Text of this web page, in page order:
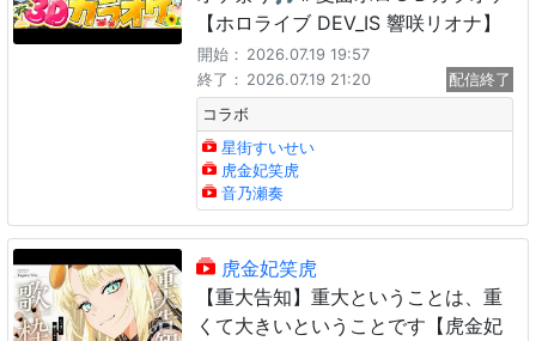
【ホロライブ DEV_IS 響咲リオナ】
開始： 2026.07.19 19:57
終了： 2026.07.19 21:20
配信終了
コラボ
星街すいせい
虎金妃笑虎
音乃瀬奏
虎金妃笑虎
【重大告知】重大ということは、重
くて大きいということです【虎金妃